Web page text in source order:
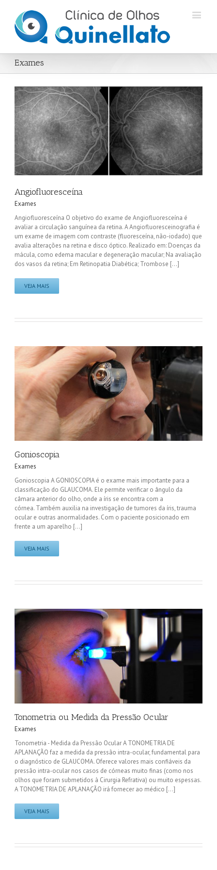
Exames
Angiofluoresceína
Exames
Angiofluoresceína O objetivo do exame de Angiofluoresceína é
avaliar a circulação sanguínea da retina. A Angiofluoresceinografia é
um exame de imagem com contraste (fluoresceína, não-iodado) que
avalia alterações na retina e disco óptico. Realizado em: Doenças da
mácula, como edema macular e degeneração macular; Na avaliação
dos vasos da retina; Em Retinopatia Diabética; Trombose [...]
VEJA MAIS
Gonioscopia
Exames
Gonioscopia A GONIOSCOPIA é o exame mais importante para a
classificação do GLAUCOMA. Ele permite verificar o ângulo da
câmara anterior do olho, onde a íris se encontra com a
córnea. Também auxilia na investigação de tumores da íris, trauma
ocular e outras anormalidades. Com o paciente posicionado em
frente a um aparelho [...]
VEJA MAIS
Tonometria ou Medida da Pressão Ocular
Exames
Tonometria - Medida da Pressão Ocular A TONOMETRIA DE
APLANAÇÃO faz a medida da pressão intra-ocular, fundamental para
o diagnóstico de GLAUCOMA. Oferece valores mais confiáveis da
pressão intra-ocular nos casos de córneas muito finas (como nos
olhos que foram submetidos à Cirurgia Refrativa) ou muito espessas.
A TONOMETRIA DE APLANAÇÃO irá fornecer ao médico [...]
VEJA MAIS